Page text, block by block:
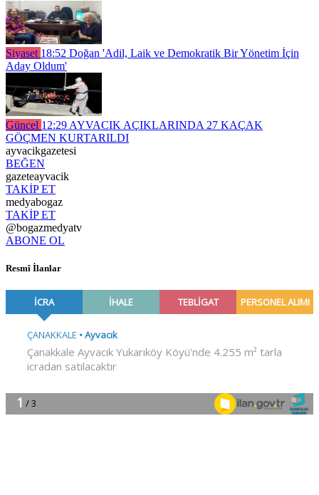
Siyaset 18:52 Doğan 'Adil, Laik ve Demokratik Bir Yönetim İçin
Aday Oldum'
Güncel 12:29 AYVACIK AÇIKLARINDA 27 KAÇAK
GÖÇMEN KURTARILDI
ayvacikgazetesi
BEĞEN
gazeteayvacik
TAKİP ET
medyabogaz
TAKİP ET
@bogazmedyatv
ABONE OL
Resmî İlanlar